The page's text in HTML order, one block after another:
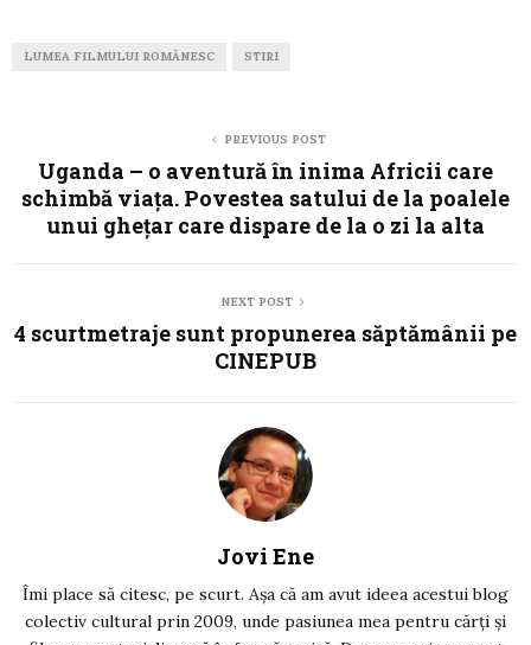
LUMEA FILMULUI ROMÂNESC STIRI
PREVIOUS POST
Uganda – o aventură în inima Africii care
schimbă viața. Povestea satului de la poalele
unui ghețar care dispare de la o zi la alta
NEXT POST
4 scurtmetraje sunt propunerea săptămânii pe
CINEPUB
Jovi Ene
Îmi place să citesc, pe scurt. Așa că am avut ideea acestui blog
colectiv cultural prin 2009, unde pasiunea mea pentru cărți și